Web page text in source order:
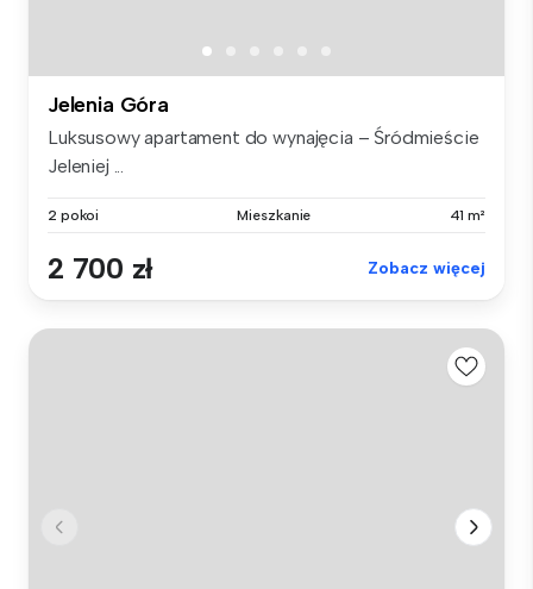
Jelenia Góra
Luksusowy apartament do wynajęcia – Śródmieście
Jeleniej ...
2 pokoi Mieszkanie 41 m²
2 700 zł Zobacz więcej